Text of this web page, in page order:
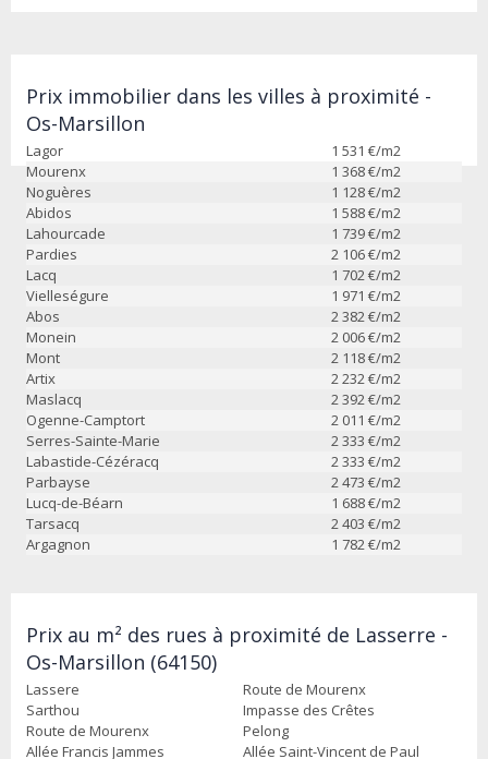
Prix immobilier dans les villes à proximité -
Os-Marsillon
Lagor 1 531 €/m2
Mourenx
1 368€/m2
Noguères
1 128€/m2
Abidos
1 588€/m2
Lahourcade
1 739€/m2
Pardies
2 106€/m2
Lacq
1 702 €/m2
Vielleségure
1 971 €/m2
Abos
2 382 €/m2
Monein
2 006€/m2
Mont
2 118€/m2
Artix
2 232 €/m2
Maslacq
2 392 €/m2
Ogenne-Camptort
2 011 €/m2
Serres-Sainte-Marie
2 333 €/m2
Labastide-Cézéracq
2 333 €/m2
Parbayse
2 473 €/m2
Lucq-de-Béarn
1 688€/m2
Tarsacq
2 403 €/m2
Argagnon
1 782 €/m2
Prix au m² des rues à proximité de Lasserre -
Os-Marsillon (64150)
Lassere
Route de Mourenx
Sarthou
Impasse des Crêtes
Route de Mourenx
Pelong
Allée Francis Jammes
Allée Saint-Vincent de Paul